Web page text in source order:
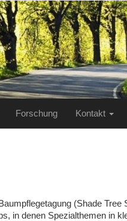
Forschung Kontakt
(Shade
in denen Spezialthemen in